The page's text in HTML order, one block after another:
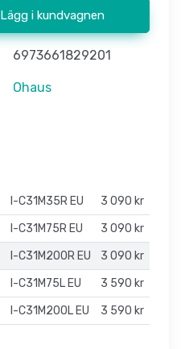
Lägg i kundvagnen
6973661829201
Ohaus
I-C31M35R EU
3 090 kr
I-C31M75R EU
3 090 kr
I-C31M200R EU
3 090 kr
I-C31M75L EU
3 590 kr
I-C31M200L EU 3 590 kr